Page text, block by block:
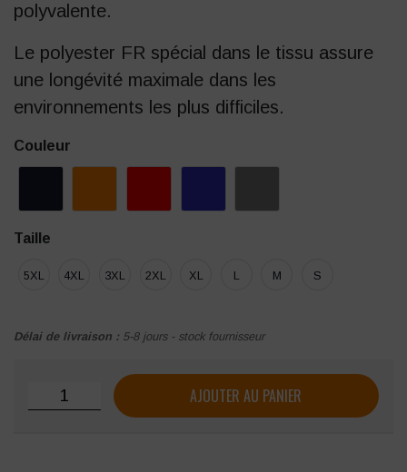
polyvalente.
Le polyester FR spécial dans le tissu assure
une longévité maximale dans les
environnements les plus difficiles.
Couleur
Taille
5XL 4XL 3XL 2XL XL L M S
Délai de livraison : 5-8 jours - stock fournisseur
quantité de Combinaison multirisque PORTWEST
AJOUTER AU PANIER